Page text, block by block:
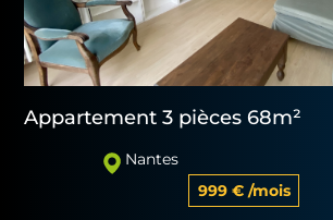
Appartement 3 pièces 68m²
Nantes
999 € /mois